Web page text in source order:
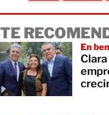
TE
En